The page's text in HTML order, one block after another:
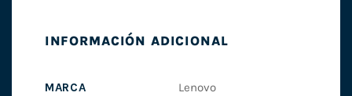
INFORMACIÓN ADICIONAL
MARCA
Lenovo